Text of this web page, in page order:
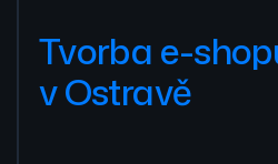
Tvorba e-
v Ostravě